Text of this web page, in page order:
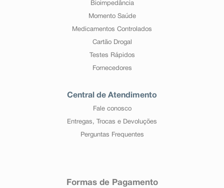
Bioimpedância
Momento Saúde
Medicamentos Controlados
Cartão Drogal
Testes Rápidos
Fornecedores
Central de Atendimento
Fale conosco
Entregas, Trocas e Devoluções
Perguntas Frequentes
Formas de Pagamento